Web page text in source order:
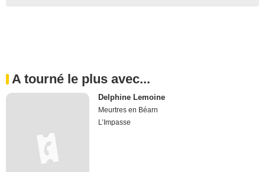
A tourné le plus avec...
Delphine Lemoine
Meurtres en Béarn
L’Impasse